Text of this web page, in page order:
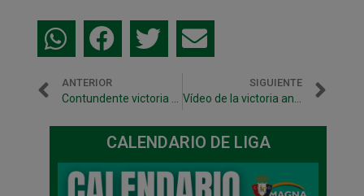
ANTERIOR SIGUIENTE
CALENDARIO DE LIGA